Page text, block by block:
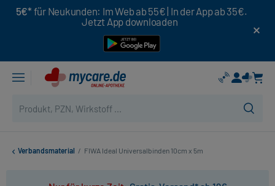
5€* für Neukunden: Im Web ab 55€ | In der App ab 35€.
Jetzt App downloaden
Verbandsmaterial / FIWA Ideal Universalbinden 10cm x 5m